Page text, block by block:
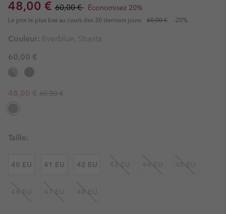
Sale price:
48,00 € Regular price:
60,00 € Économisez 20%
Le prix le plus bas au cours des 30 derniers jours: 60,00 € -20%
Couleur: Everblue, Shasta
60,00 €
Sale price:
48,00 € Regular price:
60,00 €
Taille:
40 EU 41 EU 42 EU 43 EU 44 EU 45 EU
46 EU 47 EU 48 EU